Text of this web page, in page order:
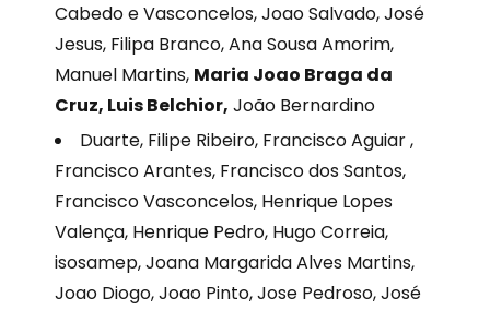
Cabedo e Vasconcelos, Joao Salvado, José
Jesus, Filipa Branco, Ana Sousa Amorim,
Manuel Martins, Maria Joao Braga da
Cruz, Luis Belchior, João Bernardino
Duarte, Filipe Ribeiro, Francisco Aguiar ,
Francisco Arantes, Francisco dos Santos,
Francisco Vasconcelos, Henrique Lopes
Valença, Henrique Pedro, Hugo Correia,
isosamep, Joana Margarida Alves Martins,
Joao Diogo, Joao Pinto, Jose Pedroso, José